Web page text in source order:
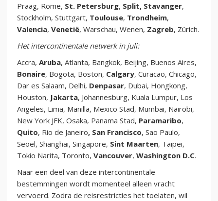
Praag, Rome, St. Petersburg, Split, Stavanger,
Stockholm, Stuttgart, Toulouse, Trondheim,
Valencia, Venetië, Warschau, Wenen, Zagreb, Zürich.
Het intercontinentale netwerk in juli:
Accra, Aruba, Atlanta, Bangkok, Beijing, Buenos Aires,
Bonaire, Bogota, Boston, Calgary, Curacao, Chicago,
Dar es Salaam, Delhi, Denpasar, Dubai, Hongkong,
Houston, Jakarta, Johannesburg, Kuala Lumpur, Los
Angeles, Lima, Manilla, Mexico Stad, Mumbai, Nairobi,
New York JFK, Osaka, Panama Stad, Paramaribo,
Quito, Rio de Janeiro, San Francisco, Sao Paulo,
Seoel, Shanghai, Singapore, Sint Maarten, Taipei,
Tokio Narita, Toronto, Vancouver, Washington D.C.
Naar een deel van deze intercontinentale
bestemmingen wordt momenteel alleen vracht
vervoerd. Zodra de reisrestricties het toelaten, wil